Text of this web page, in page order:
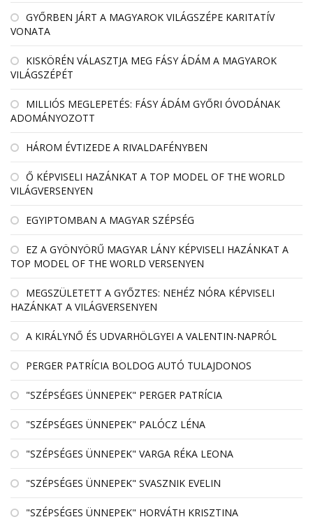
GYŐRBEN JÁRT A MAGYAROK VILÁGSZÉPE KARITATÍV
VONATA
KISKÖRÉN VÁLASZTJA MEG FÁSY ÁDÁM A MAGYAROK
VILÁGSZÉPÉT
MILLIÓS MEGLEPETÉS: FÁSY ÁDÁM GYŐRI ÓVODÁNAK
ADOMÁNYOZOTT
HÁROM ÉVTIZEDE A RIVALDAFÉNYBEN
Ő KÉPVISELI HAZÁNKAT A TOP MODEL OF THE WORLD
VILÁGVERSENYEN
EGYIPTOMBAN A MAGYAR SZÉPSÉG
EZ A GYÖNYÖRŰ MAGYAR LÁNY KÉPVISELI HAZÁNKAT A
TOP MODEL OF THE WORLD VERSENYEN
MEGSZÜLETETT A GYŐZTES: NEHÉZ NÓRA KÉPVISELI
HAZÁNKAT A VILÁGVERSENYEN
A KIRÁLYNŐ ÉS UDVARHÖLGYEI A VALENTIN-NAPRÓL
PERGER PATRÍCIA BOLDOG AUTÓ TULAJDONOS
"SZÉPSÉGES ÜNNEPEK" PERGER PATRÍCIA
"SZÉPSÉGES ÜNNEPEK" PALÓCZ LÉNA
"SZÉPSÉGES ÜNNEPEK" VARGA RÉKA LEONA
"SZÉPSÉGES ÜNNEPEK" SVASZNIK EVELIN
"SZÉPSÉGES ÜNNEPEK" HORVÁTH KRISZTINA